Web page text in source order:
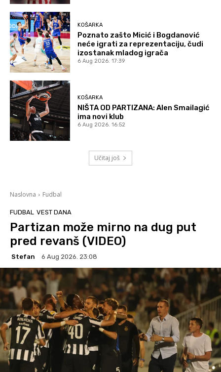
KOŠARKA
Poznato zašto Micić i Bogdanović
neće igrati za reprezentaciju, čudi
izostanak mladog igrača
6 Aug 2026. 17:39
KOŠARKA
NIŠTA OD PARTIZANA: Alen Smailagić
ima novi klub
6 Aug 2026. 16:52
Učitaj još